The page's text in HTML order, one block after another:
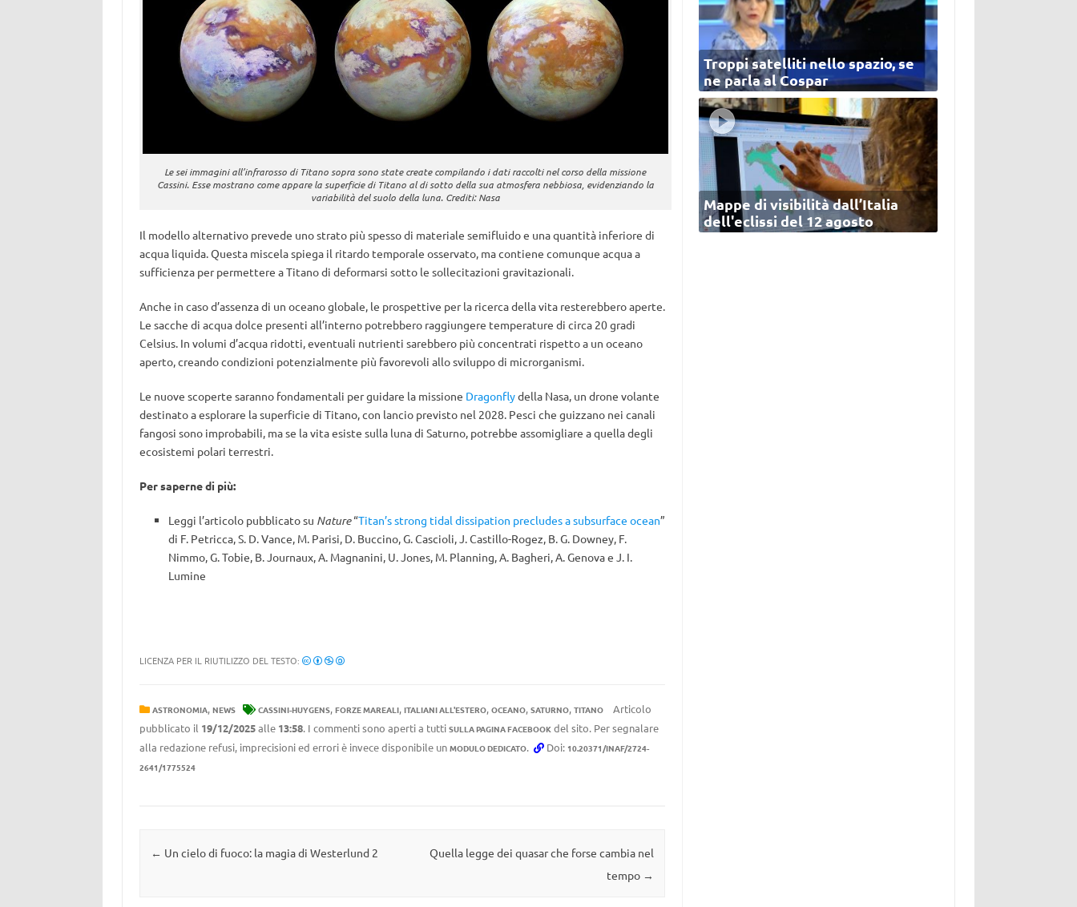
Le sei immagini all’infrarosso di Titano sopra sono state create compilando i dati raccolti nel corso della missione
Cassini. Esse mostrano come appare la superficie di Titano al di sotto della sua atmosfera nebbiosa, evidenziando la
variabilità del suolo della luna. Crediti: Nasa
Il modello alternativo prevede uno strato più spesso di materiale semifluido e una quantità inferiore di
acqua liquida. Questa miscela spiega il ritardo temporale osservato, ma contiene comunque acqua a
sufficienza per permettere a Titano di deformarsi sotto le sollecitazioni gravitazionali.
Anche in caso d’assenza di un oceano globale, le prospettive per la ricerca della vita resterebbero aperte.
Le sacche di acqua dolce presenti all’interno potrebbero raggiungere temperature di circa 20 gradi
Celsius. In volumi d’acqua ridotti, eventuali nutrienti sarebbero più concentrati rispetto a un oceano
aperto, creando condizioni potenzialmente più favorevoli allo sviluppo di microrganismi.
Le nuove scoperte saranno fondamentali per guidare la missione Dragonflydella Nasa, un drone volante
destinato a esplorare la superficie di Titano, con lancio previsto nel 2028. Pesci che guizzano nei canali
fangosi sono improbabili, ma se la vita esiste sulla luna di Saturno, potrebbe assomigliare a quella degli
ecosistemi polari terrestri.
Per saperne di più:
Leggi l’articolo pubblicato su Nature“Titan’s strong tidal dissipation precludes a subsurface ocean”
di F. Petricca, S. D. Vance, M. Parisi, D. Buccino, G. Cascioli, J. Castillo-Rogez, B. G. Downey, F.
Nimmo, G. Tobie, B. Journaux, A. Magnanini, U. Jones, M. Planning, A. Bagheri, A. Genova e J. I.
Lumine
LICENZA PER IL RIUTILIZZO DEL TESTO:
ASTRONOMIA, NEWS CASSINI-HUYGENS, FORZE MAREALI, ITALIANI ALL'ESTERO, OCEANO, SATURNO, TITANO
Articolo
pubblicato il 19/12/2025alle 13:58. I commenti sono aperti a tutti SULLA PAGINA FACEBOOKdel sito. Per segnalare
alla redazione refusi, imprecisioni ed errori è invece disponibile un MODULO DEDICATO. Doi: 10.20371/INAF/2724-
2641/1775524
Navigazione articolo
← Un cielo di fuoco: la magia di Westerlund 2
Quella legge dei quasar che forse cambia nel
tempo →
Troppi satelliti nello spazio, se
ne parla al Cospar
Mappe di visibilità dall’Italia
dell'eclissi del 12 agosto